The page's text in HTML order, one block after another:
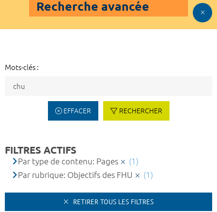
Recherche avancée
Mots-clés :
EFFACER RECHERCHER
FILTRES ACTIFS
Par type de contenu: Pages
(1)
Par rubrique: Objectifs des FHU
(1)
RETIRER TOUS LES FILTRES